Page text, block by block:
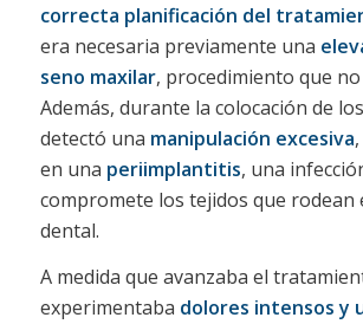
correcta planificación del
era necesaria previamente una
seno maxilar, procedimiento que
Además, durante la colocación de
detectó una manipulación excesiva
en una periimplantitis, una
compromete los tejidos que rodean
dental.
A medida que avanzaba el
experimentaba dolores intensos y